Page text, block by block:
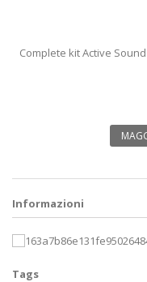
Complete kit Active
Informazioni
Tags